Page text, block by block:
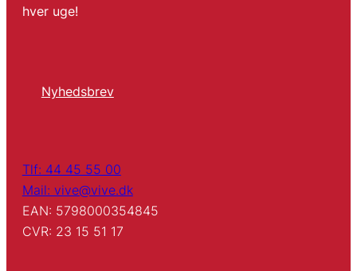
hver uge!
Nyhedsbrev
Tlf: 44 45 55 00
Mail: vive@vive.dk
EAN: 5798000354845
CVR: 23 15 51 17